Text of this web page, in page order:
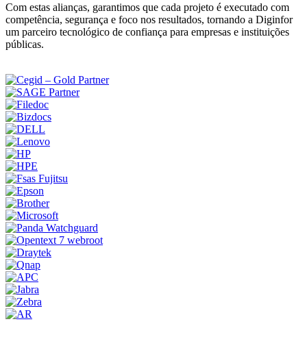
Com estas alianças, garantimos que cada projeto é executado com
competência, segurança e foco nos resultados, tornando a Diginfor
um parceiro tecnológico de confiança para empresas e instituições
públicas.